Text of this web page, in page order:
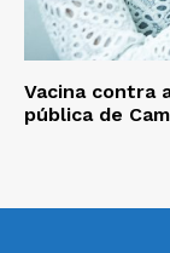
Vacina contra
pública de